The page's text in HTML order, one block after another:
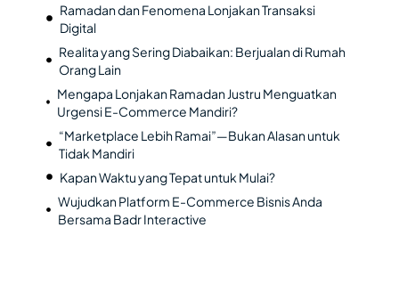
Ramadan dan Fenomena Lonjakan Transaksi
Digital
Realita yang Sering Diabaikan: Berjualan di Rumah
Orang Lain
Mengapa Lonjakan Ramadan Justru Menguatkan
Urgensi E-Commerce Mandiri?
“Marketplace Lebih Ramai”—Bukan Alasan untuk
Tidak Mandiri
Kapan Waktu yang Tepat untuk Mulai?
Wujudkan Platform E-Commerce Bisnis Anda
Bersama Badr Interactive